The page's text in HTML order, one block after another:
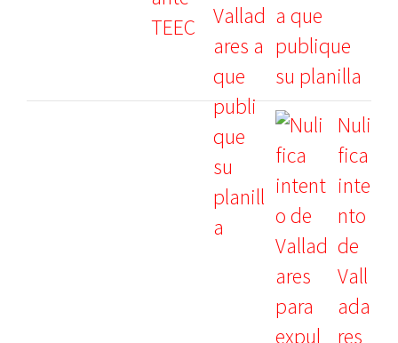
a que
publique
su planilla
Nuli
fica
inte
nto
de
Vall
ada
res